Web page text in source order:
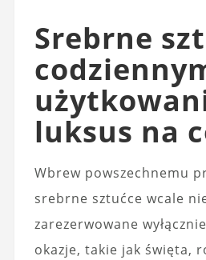
Srebrne
luksus na
Wbrew powszechnemu
srebrne sztućce wcale
zarezerwowane
okazje, takie jak święta,